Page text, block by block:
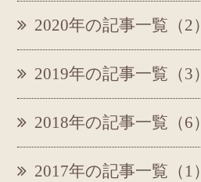
2020年の記事一覧（2）
2019年の記事一覧（3）
2018年の記事一覧（6）
2017年の記事一覧（1）